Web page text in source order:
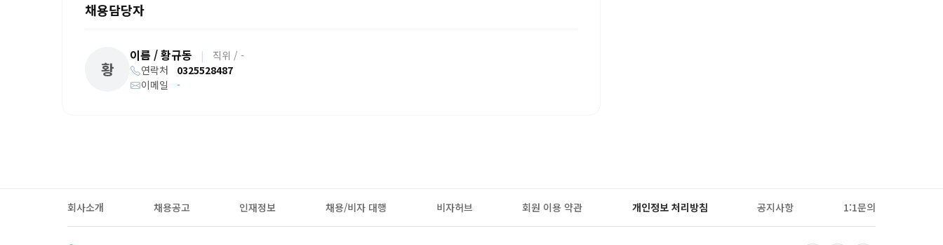
채용담당자
황
이름 / 황규동 |
직위 / -
연락처 0325528487
이메일 -
회사소개 채용공고 인재정보 채용/비자 대행 비자허브 회원 이용 약관 개인정보 처리방침 공지사항 1:1문의